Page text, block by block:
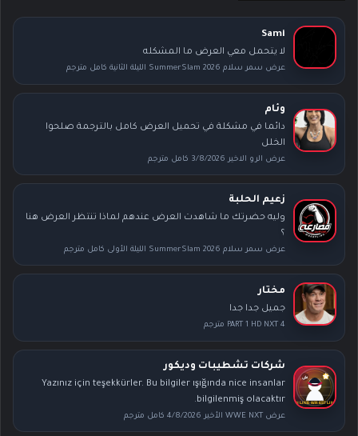
Sami
لا يتحمل معي العرض ما المشكله
عرض سمر سلام SummerSlam 2026 الليلة الثانية كامل مترجم
وئام
دائما في مشكلة في تحميل العرض كامل بالترجمة صلحوا
الخلل
عرض الرو الاخير 3/8/2026 كامل مترجم
زعيم الحلبة
وليه حضرتك ما شاهدت العرض عندهم لماذا تنتظر العرض هنا
؟
عرض سمر سلام SummerSlam 2026 الليلة الأولى كامل مترجم
مختار
جميل جدا جدا
PART 1 HD NXT 4 مترجم
شركات تشطيبات وديكور
Yazınız için teşekkürler. Bu bilgiler ışığında nice insanlar
bilgilenmiş olacaktır.
عرض WWE NXT الأخير 4/8/2026 كامل مترجم